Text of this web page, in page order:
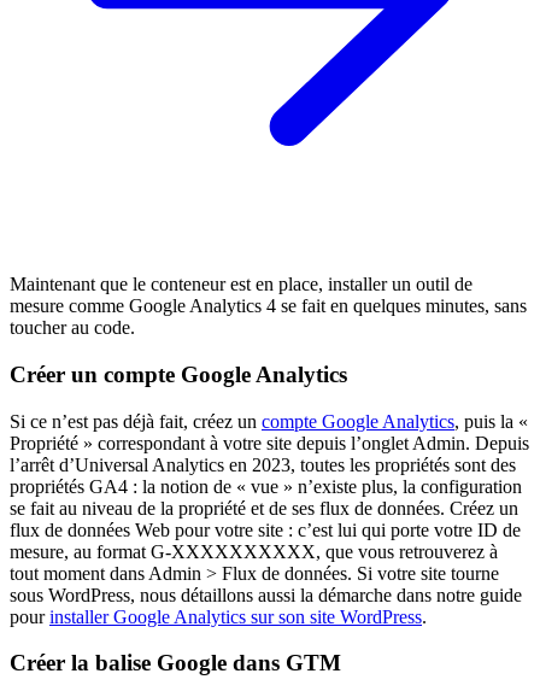
Maintenant que le conteneur est en place, installer un outil de
mesure comme Google Analytics 4 se fait en quelques minutes, sans
toucher au code.
Créer un compte Google Analytics
Si ce n’est pas déjà fait, créez un compte Google Analytics, puis la «
Propriété » correspondant à votre site depuis l’onglet Admin. Depuis
l’arrêt d’Universal Analytics en 2023, toutes les propriétés sont des
propriétés GA4 : la notion de « vue » n’existe plus, la configuration
se fait au niveau de la propriété et de ses flux de données. Créez un
flux de données Web pour votre site : c’est lui qui porte votre ID de
mesure, au format G-XXXXXXXXXX, que vous retrouverez à
tout moment dans Admin > Flux de données. Si votre site tourne
sous WordPress, nous détaillons aussi la démarche dans notre guide
pourinstaller Google Analytics sur son site WordPress.
Créer la balise Google dans GTM